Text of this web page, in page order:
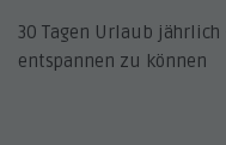
30 Tagen Urlaub
entspannen zu können